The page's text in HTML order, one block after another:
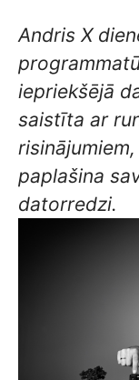
Andris X
iepriekšējā
saistīta ar
paplašina
datorredzi.